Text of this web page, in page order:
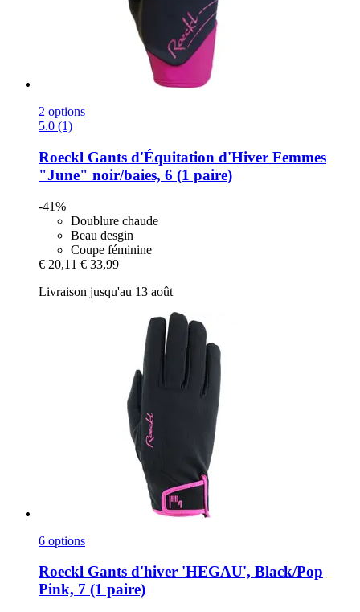
2 options
5.0 (1)
Roeckl Gants d'Équitation d'Hiver Femmes
"June" noir/baies, 6 (1 paire)
-41%
Doublure chaude
Beau desgin
Coupe féminine
€ 20,11 € 33,99
Livraison jusqu'au 13 août
6 options
Roeckl Gants d'hiver 'HEGAU', Black/Pop
Pink, 7 (1 paire)